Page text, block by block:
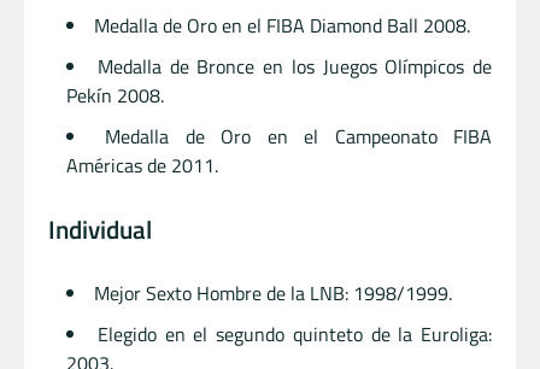
Medalla de Oro en el FIBA Diamond Ball 2008.
Medalla de Bronce en los Juegos Olímpicos de
Pekín 2008.
Medalla de Oro en el Campeonato FIBA
Américas de 2011.
Individual
Mejor Sexto Hombre de la LNB: 1998/1999.
Elegido en el segundo quinteto de la Euroliga: